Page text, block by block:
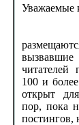
Уважаемые
В
вызвавшие
читателей
100 и
открыт
пор, пока
постингов,